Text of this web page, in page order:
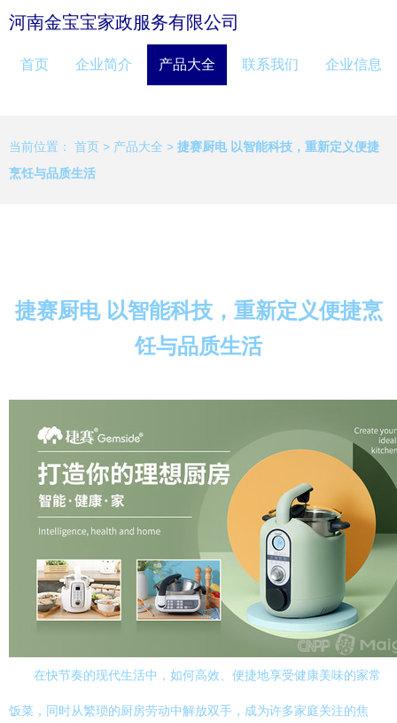
河南金宝宝家政服务有限公司
首页 企业简介 产品大全 联系我们 企业信息
当前位置： 首页 > 产品大全 > 捷赛厨电 以智能科技，重新定义便捷
烹饪与品质生活
捷赛厨电 以智能科技，重新定义便捷烹
饪与品质生活
在快节奏的现代生活中，如何高效、便捷地享受健康美味的家常
饭菜，同时从繁琐的厨房劳动中解放双手，成为许多家庭关注的焦